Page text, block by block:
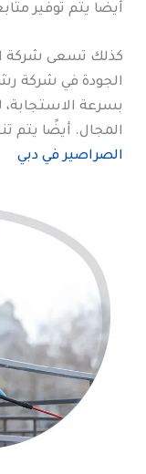
أيضًا يتم توفير
كذلك تسعى شركة
الجودة في شركة
بسرعة
المجال. أيضًا يتم
الصراصير في دبي